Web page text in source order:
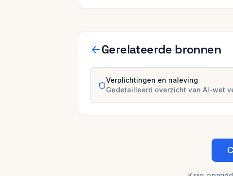
Gerelateerde bronnen
Verplichtingen en naleving
Gedetailleerd overzicht van AI-wet